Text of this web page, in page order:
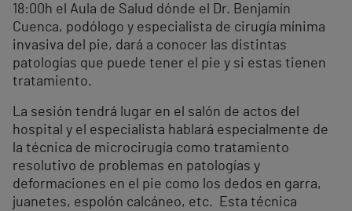
18:00h el Aula de Salud dónde el Dr. Benjamín
Cuenca, podólogo y especialista de cirugía mínima
invasiva del pie, dará a conocer las distintas
patologías que puede tener el pie y si estas tienen
tratamiento.
La sesión tendrá lugar en el salón de actos del
hospital y el especialista hablará especialmente de
la técnica de microcirugía como tratamiento
resolutivo de problemas en patologías y
deformaciones en el pie como los dedos en garra,
juanetes, espolón calcáneo, etc. Esta técnica